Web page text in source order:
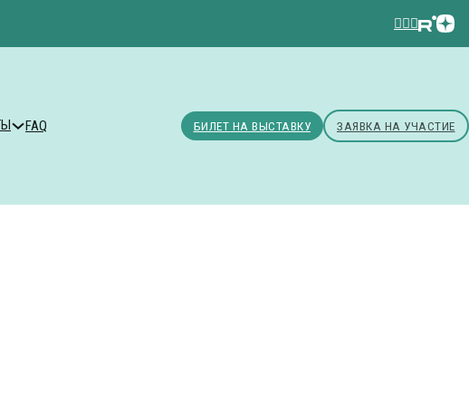
FAQ БИЛЕТ НА ВЫСТАВКУ ЗАЯВКА НА УЧАСТИЕ